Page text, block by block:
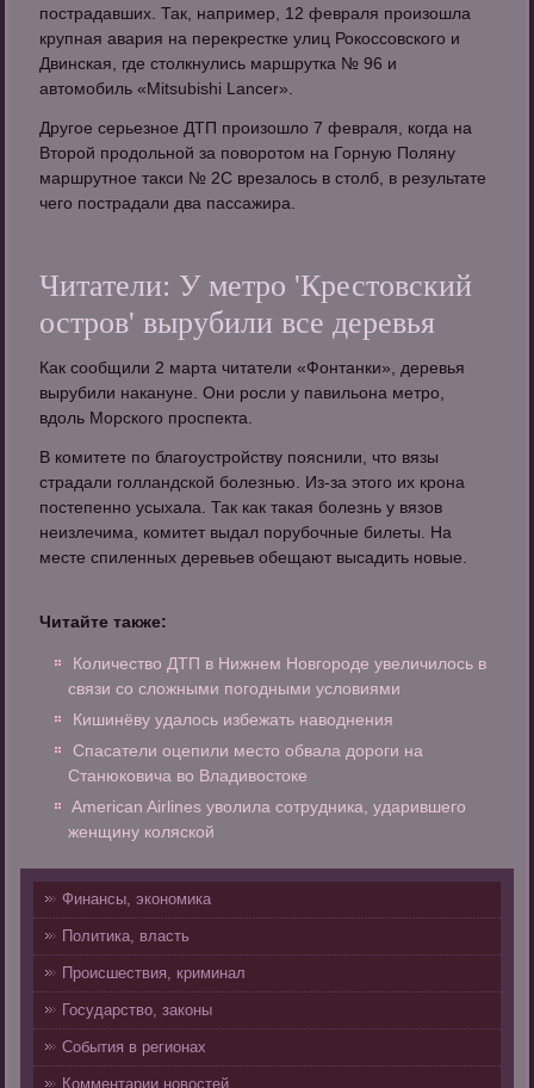
пострадавших. Так, например, 12 февраля произошла
крупная авария на перекрестке улиц Рокоссовского и
Двинская, где столкнулись маршрутка № 96 и
автомобиль «Mitsubishi Lancer».
Другое серьезное ДТП произошло 7 февраля, когда на
Второй продольной за поворотом на Горную Поляну
маршрутное такси № 2С врезалось в столб, в результате
чего пострадали два пассажира.
Читатели: У метро 'Крестовский
остров' вырубили все деревья
Как сообщили 2 марта читатели «Фонтанки», деревья
вырубили накануне. Они росли у павильона метро,
вдоль Морского проспекта.
В комитете по благоустройству пояснили, что вязы
страдали голландской болезнью. Из-за этого их крона
постепенно усыхала. Так как такая болезнь у вязов
неизлечима, комитет выдал порубочные билеты. На
месте спиленных деревьев обещают высадить новые.
Читайте также:
Количество ДТП в Нижнем Новгороде увеличилось в
связи со сложными погодными условиями
Кишинёву удалось избежать наводнения
Спасатели оцепили место обвала дороги на
Станюковича во Владивостоке
American Airlines уволила сотрудника, ударившего
женщину коляской
Финансы, экономика
Политика, власть
Происшествия, криминал
Государство, законы
События в регионах
Комментарии новостей